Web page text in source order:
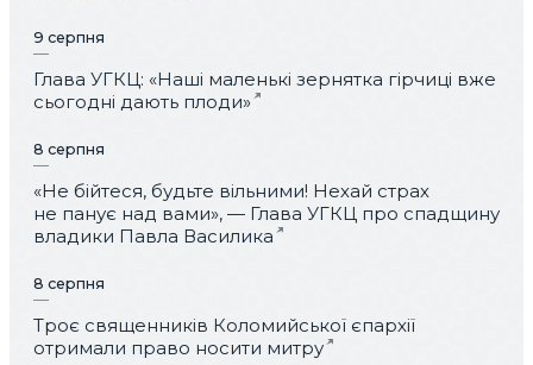
9 серпня
Глава УГКЦ: «Наші маленькі зернятка гірчиці вже
сьогодні дають плоди»
8 серпня
«Не бійтеся, будьте вільними! Нехай страх
не панує над вами», — Глава УГКЦ про спадщину
владики Павла Василика
8 серпня
Троє священників Коломийської єпархії
отримали право носити митру